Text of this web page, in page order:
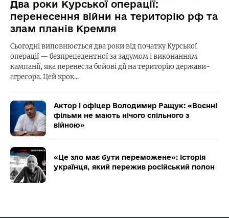
Два роки Курської операції:
перенесення війни на територію рф та
злам планів Кремля
Сьогодні виповнюється два роки від початку Курської
операції — безпрецедентної за задумом і виконанням
кампанії, яка перенесла бойові дії на територію держави-
агресора. Цей крок…
Актор і офіцер Володимир Ращук: «Воєнні
фільми не мають нічого спільного з
війною»
«Це зло має бути переможене»: історія
українця, який пережив російський полон